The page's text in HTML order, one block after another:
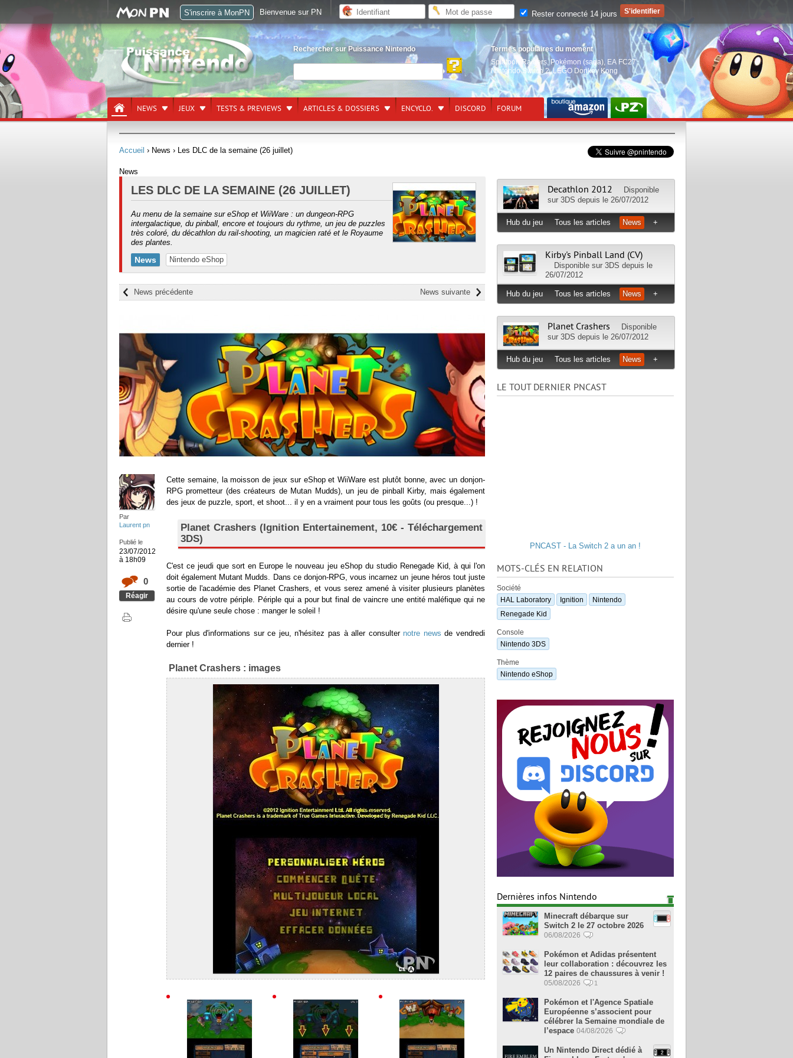
Rechercher sur Puissance Nintendo
Termes populaires du moment
Splatoon Raiders, Pokémon (saga) EA FC27,
Nintendo Switch 2,LEGO Donkey Kong
NEWS JEUX TESTS & PREVIEWS ARTICLES & DOSSIERS ENCYCLO. DISCORD FORUM
Accueil › News › Les DLC de la semaine (26 juillet)
News
LES DLC DE LA SEMAINE (26 JUILLET)
Au menu de la semaine sur eShop et WiiWare : un dungeon-RPG
intergalactique, du pinball, encore et toujours du rythme, un jeu de puzzles
très coloré, du décathlon du rail-shooting, un magicien raté et le Royaume
des plantes.
News Nintendo eShop
News suivante
News précédente
Par
Laurent pn
Publié le
23/07/2012
à 18h09
0
Réagir
Cette semaine, la moisson de jeux sur eShop et WiiWare est plutôt bonne, avec un donjon-
RPG prometteur (des créateurs de Mutan Mudds), un jeu de pinball Kirby, mais également
des jeux de puzzle, sport, et shoot... il y en a vraiment pour tous les goûts (ou presque...) !
Planet Crashers (Ignition Entertainement, 10€ - Téléchargement
3DS)
C'est ce jeudi que sort en Europe le nouveau jeu eShop du studio Renegade Kid, à qui l'on
doit également Mutant Mudds. Dans ce donjon-RPG, vous incarnez un jeune héros tout juste
sortie de l'académie des Planet Crashers, et vous serez amené à visiter plusieurs planètes
au cours de votre périple. Périple qui a pour but final de vaincre une entité maléfique qui ne
désire qu'une seule chose : manger le soleil !
Pour plus d'informations sur ce jeu, n'hésitez pas à aller consulter notre news de vendredi
dernier !
Planet Crashers : images
Decathlon 2012
Disponible
sur 3DS depuis le 26/07/2012
Hub du jeu Tous les articles News +
Kirby's Pinball Land (CV)
Disponible sur 3DS depuis le
26/07/2012
Hub du jeu Tous les articles News +
Planet Crashers
Disponible
sur 3DS depuis le 26/07/2012
Hub du jeu Tous les articles News +
LE TOUT DERNIER PNCAST
PNCAST - La Switch 2 a un an !
MOTS-CLÉS EN RELATION
Société
HAL Laboratory
Ignition
Nintendo
Renegade Kid
Console
Nintendo 3DS
Thème
Nintendo eShop
Dernières infos Nintendo
Minecraft débarque sur
Switch 2 le 27 octobre 2026
06/08/2026
Pokémon et Adidas présentent
leur collaboration : découvrez les
12 paires de chaussures à venir !
05/08/2026 1
Pokémon et l'Agence Spatiale
Européenne s’associent pour
célébrer la Semaine mondiale de
l’espace 04/08/2026
Un Nintendo Direct dédié à
S'inscrire à MonPN Bienvenue sur PN Rester connecté 14 jours